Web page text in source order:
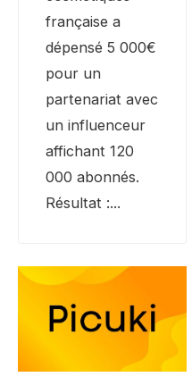
française a
dépensé 5 000€
pour un
partenariat avec
un influenceur
affichant 120
000 abonnés.
Résultat :...